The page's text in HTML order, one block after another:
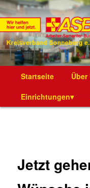
ASB
Die Webseite des ASB
HauptmenüZum
Inhalt
Startseite Über
Einrichtungen▾
Jetzt